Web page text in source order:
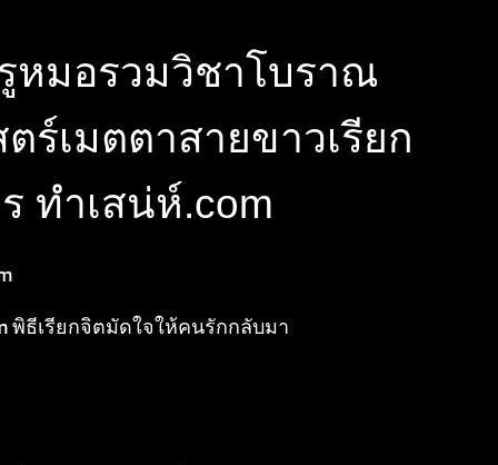
หมอรวมวิชาโบราณ
เมตตาสายขาวเรียก
ทำเสน่ห์.com
ธีเรียกจิตมัดใจให้คนรักกลับมา